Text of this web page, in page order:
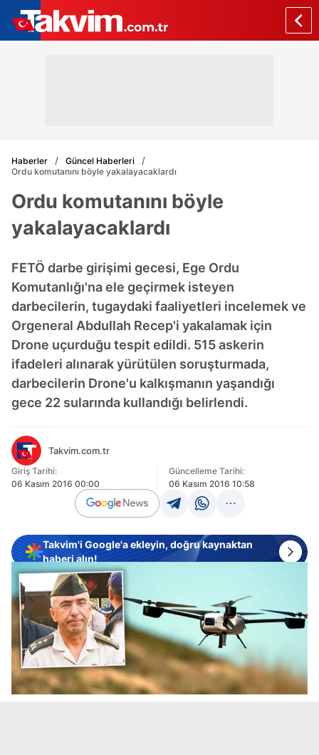
Haberler
Güncel Haberleri
Ordu komutanını böyle yakalayacaklardı
Ordu komutanını böyle
yakalayacaklardı
FETÖ darbe girişimi gecesi, Ege Ordu
Komutanlığı'na ele geçirmek isteyen
darbecilerin, tugaydaki faaliyetleri incelemek ve
Orgeneral Abdullah Recep'i yakalamak için
Drone uçurduğu tespit edildi. 515 askerin
ifadeleri alınarak yürütülen soruşturmada,
darbecilerin Drone'u kalkışmanın yaşandığı
gece 22 sularında kullandığı belirlendi.
Takvim.com.tr
Giriş Tarihi:
06 Kasım 2016 00:00
Güncelleme Tarihi:
06 Kasım 2016 10:58
Takvim'i Google'a ekleyin, doğru kaynaktan
haberi alın!